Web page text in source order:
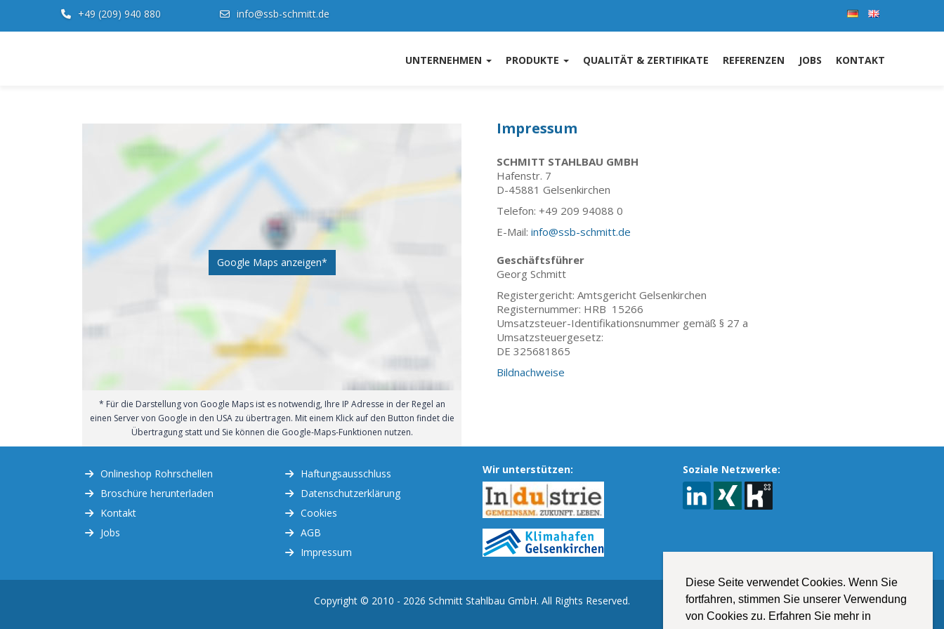
Diese Seite verwendet Cookies. Wenn Sie
fortfahren, stimmen Sie unserer Verwendung
von Cookies zu. Erfahren Sie mehr in
+49 (209) 940 880 info@ssb-schmitt.de
UNTERNEHMEN PRODUKTE QUALITÄT & ZERTIFIKATE REFERENZEN JOBS KONTAKT
Google Maps anzeigen*
* Für die Darstellung von Google Maps ist es notwendig, Ihre IP Adresse in der Regel an
einen Server von Google in den USA zu übertragen. Mit einem Klick auf den Button findet die
Übertragung statt und Sie können die Google-Maps-Funktionen nutzen.
Impressum
SCHMITT STAHLBAU GMBH
Hafenstr. 7
D-45881 Gelsenkirchen
Telefon: +49 209 94088 0
E-Mail: info@ssb-schmitt.de
Geschäftsführer
Georg Schmitt
Registergericht: Amtsgericht Gelsenkirchen
Registernummer: HRB 15266
Umsatzsteuer-Identifikationsnummer gemäß § 27 a
Umsatzsteuergesetz:
DE 325681865
Bildnachweise
Onlineshop Rohrschellen
Broschüre herunterladen
Kontakt
Jobs
Haftungsausschluss
Datenschutzerklärung
Cookies
AGB
Impressum
Wir unterstützen: Soziale Netzwerke:
Copyright © 2010 - 2026 Schmitt Stahlbau GmbH. All Rights Reserved.